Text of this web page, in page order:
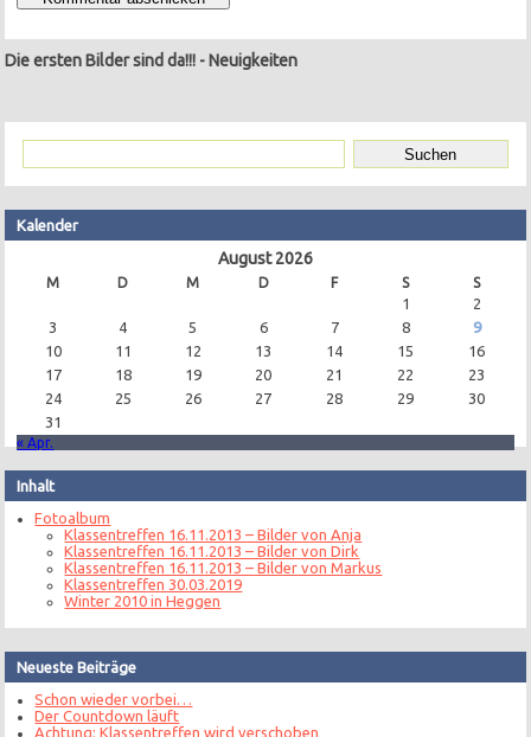
Die ersten Bilder sind da!!! - Neuigkeiten
Kalender
August 2026
M D M D F S S
1
2
3
4 5 6 7 8
9
10
11 12 13 14 15
16
17
18 19 20 21 22
23
24
25 26 27 28 29
30
31
« Apr.
Inhalt
Fotoalbum
Klassentreffen 16.11.2013 – Bilder von Anja
Klassentreffen 16.11.2013 – Bilder von Dirk
Klassentreffen 16.11.2013 – Bilder von Markus
Klassentreffen 30.03.2019
Winter 2010 in Heggen
Neueste Beiträge
Schon wieder vorbei…
Der Countdown läuft
Achtung: Klassentreffen wird verschoben